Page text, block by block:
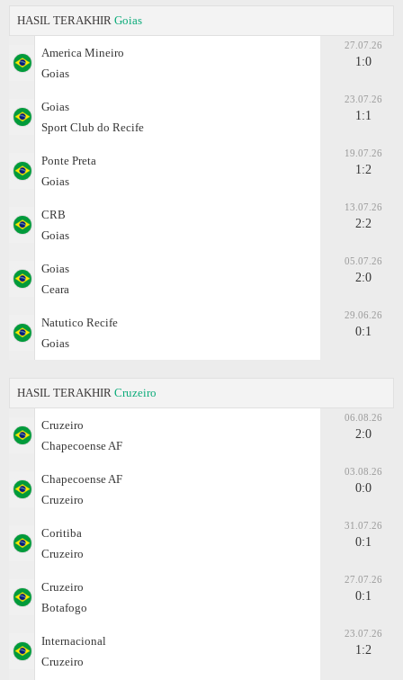
HASIL TERAKHIR Goias
Amеrica Mineiro
Goias
27.07.26
1:0
Goias
Sport Club do Recife
23.07.26
1:1
Ponte Preta
Goias
19.07.26
1:2
CRB
Goias
13.07.26
2:2
Goias
Ceara
05.07.26
2:0
Natutico Recife
Goias
29.06.26
0:1
HASIL TERAKHIR Cruzeiro
Cruzeiro
Chapecoense AF
06.08.26
2:0
Chapecoense AF
Cruzeiro
03.08.26
0:0
Coritiba
Cruzeiro
31.07.26
0:1
Cruzeiro
Botafogo
27.07.26
0:1
Internacional
Cruzeiro
23.07.26
1:2